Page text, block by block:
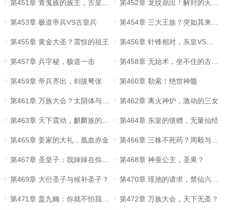
第451章 青鬼族的族主，古皇兵？ 第452章 龙纹鼎出！解封的天帝战车
第453章 极道帝兵VS古皇兵 第454章 三大王族？突如其来的袭杀
第455章 黄金大圣？震惊的祖王 第456章 针锋相对，东皇VS黄金王
第457章 兵字秘，极道一击 第458章 无始术，坐不住的古皇族
第459章 帝兵齐出，剑拔弩张 第460章 勒索！绝世神髓
第461章 万族大会？太阴体与人皇印 第462章 离火神炉，激动的三女
第463章 天下震动，麒麟族的态度 第464章 东皇的馈赠，无量仙经
第465章 姜家的大礼，凰血赤金 第466章 三株不死药？周毅与王子文
第467章 圣皇子：我婶婶在你手上 第468章 神蚕公主，圣果？
第469章 大衍圣子与候补圣子？ 第470章 瑶池的请求，禁仙六封？
第471章 盖九幽：你就不怕我直接证道？ 第472章 万族大会，天下无圣？